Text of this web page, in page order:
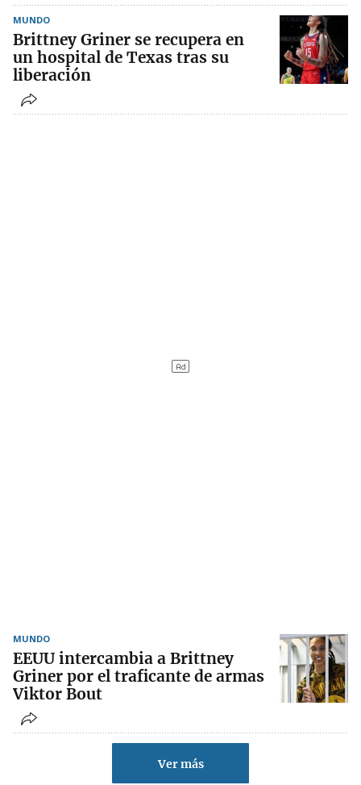
MUNDO
Brittney Griner se recupera en
un hospital de Texas tras su
liberación
MUNDO
EEUU intercambia a Brittney
Griner por el traficante de armas
Viktor Bout
Ver más